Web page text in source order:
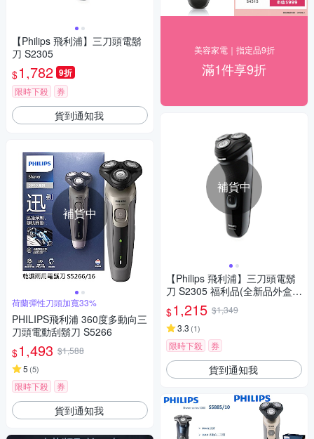
【Philips 飛利浦】三刀頭電鬍
刀 S2305
$1,782 9折
限時下殺 券
貨到通知我
補貨中
荷蘭彈性刀頭加寬33%
PHILIPS飛利浦 360度多動向三
刀頭電動刮鬍刀 S5266
$1,493 $1,588
5 (5)
限時下殺 券
貨到通知我
美容家電｜指定品9折
滿1件享9折
補貨中
【Philips 飛利浦】三刀頭電鬍
刀 S2305 福利品(全新品外盒凹
損)
$1,215 $1,349
3.3 (1)
限時下殺 券
貨到通知我